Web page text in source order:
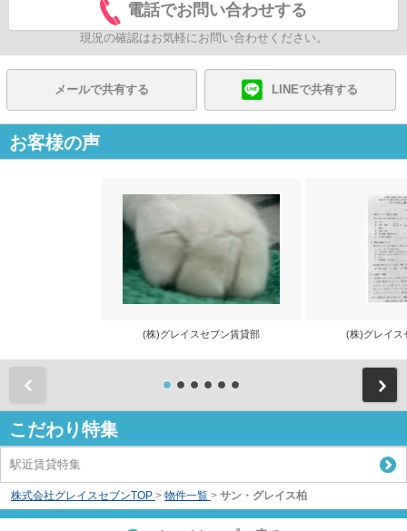
電話でお問い合わせする
現況の確認はお気軽にお問い合わせください。
メールで共有する LINEで共有する
お客様の声
(株)グレイスセブン賃貸部 (株)グレイス
こだわり特集
駅近賃貸特集
株式会社グレイスセブンTOP > 物件一覧 > サン・グレイス柏